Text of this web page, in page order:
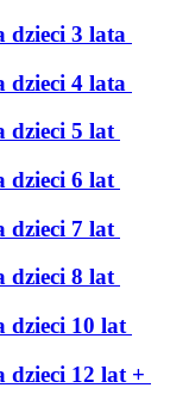
dzieci 3 lata
dzieci 4 lata
dzieci 5 lat
dzieci 6 lat
dzieci 7 lat
dzieci 8 lat
dzieci 10 lat
dzieci 12 lat +